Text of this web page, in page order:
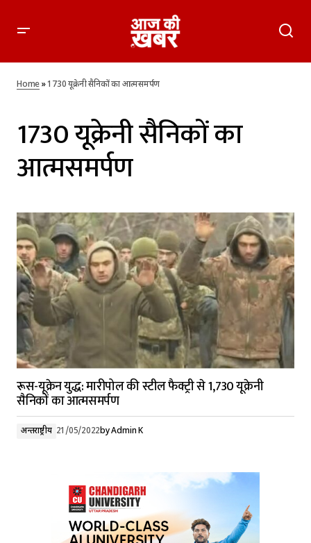
Home»1730 यूक्रेनी सैनिकों का आत्मसमर्पण
1730 यूक्रेनी सैनिकों का
आत्मसमर्पण
रूस-यूक्रेन युद्ध: मारीपोल की स्टील फैक्ट्री से 1,730 यूक्रेनी
सैनिकों का आत्मसमर्पण
अन्तर्राष्ट्रीय 21/05/2022byAdmin K